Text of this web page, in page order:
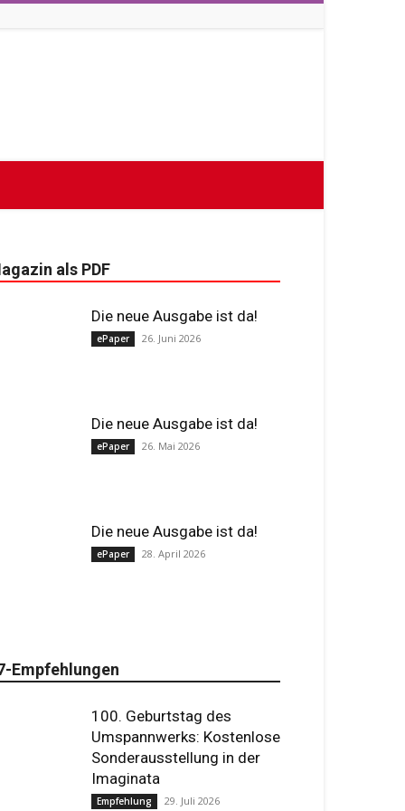
als PDF
Die neue Ausgabe ist da!
ePaper 26. Juni 2026
Die neue Ausgabe ist da!
ePaper 26. Mai 2026
Die neue Ausgabe ist da!
ePaper 28. April 2026
Empfehlungen
100. Geburtstag des
Umspannwerks: Kostenlose
Sonderausstellung in der
Imaginata
Empfehlung 29. Juli 2026